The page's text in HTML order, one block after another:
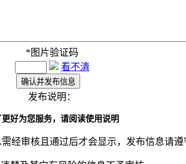
* 图片验证码
看不清
发布说明：
更好为您服务，请阅读使用说明
经审核且通过后才会显示，发布信息请遵